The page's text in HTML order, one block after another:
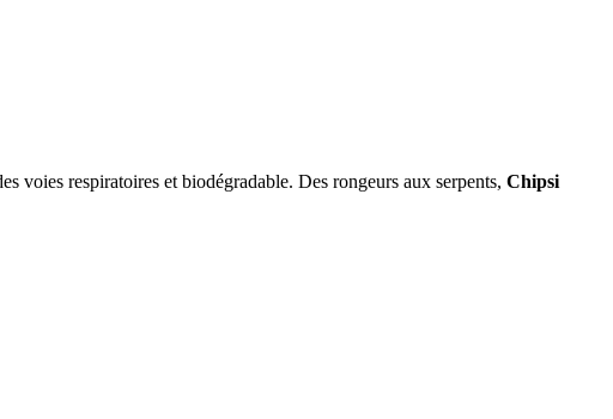
voies respiratoires et biodégradable. Des rongeurs aux serpents, Chipsi